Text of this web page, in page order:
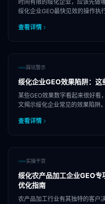
时间有限的绥化企业，应该先做
绥化企业GEO最快见效的操作执
查看详情
踩坑警示
绥化企业GEO效果陷阱：
某些GEO效果数字看起来很好看
文揭示绥化企业常见的效果陷阱。
查看详情
实操干货
绥化农产品加工企业GEO
优化指南
农产品加工行业有其独特的客户